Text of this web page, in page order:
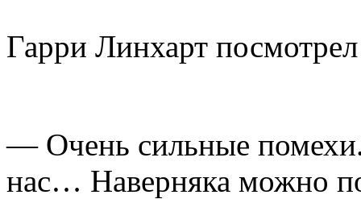
Гарри Линхарт
— Очень сильные
нас… Наверняка можно